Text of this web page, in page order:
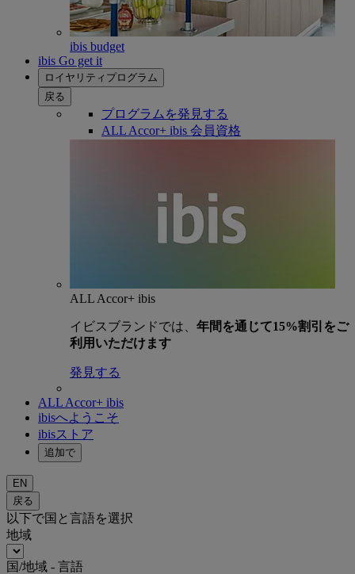
ibis budget
ibis Go get it
ロイヤリティプログラム
戻る
プログラムを発見する
ALL Accor+ ibis 会員資格
ALL Accor+ ibis
イビスブランドでは、 年間を通じて15%割引をご
利用いただけます
発見する
ALL Accor+ ibis
ibisへようこそ
ibisストア
追加で
EN
戻る
以下で国と言語を選択
地域
国/地域 - 言語